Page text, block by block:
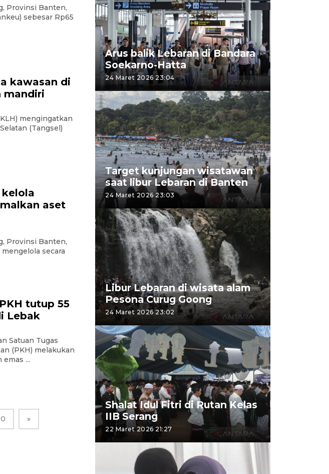
Provinsi Banten,
sebesar Rp65
kawasan di
mandiri
mengingatkan
(Tangsel)
kelola
aset
Provinsi Banten,
secara
tutup 55
Lebak
Satuan Tugas
(PKH) melakukan
...
»
Arus balik Lebaran di Bandara
Soekarno-Hatta
24 Maret 2026 23:04
Target kunjungan wisatawan
saat libur Lebaran di Banten
24 Maret 2026 23:03
Libur Lebaran di wisata alam
Pesona Curug Goong
24 Maret 2026 23:02
Shalat Idul Fitri di Rutan Kelas
IIB Serang
22 Maret 2026 21:27